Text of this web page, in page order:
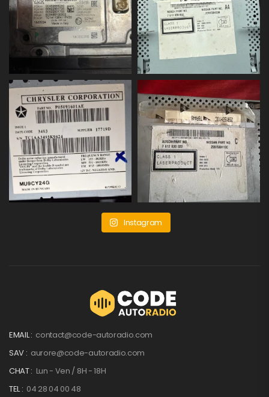
Instagram
EMAIL : contact@code-autoradio.com
SAV : aurore@code-autoradio.com
CHAT : Lun - Ven / 8H - 18H
TEL : 04 28 04 00 48